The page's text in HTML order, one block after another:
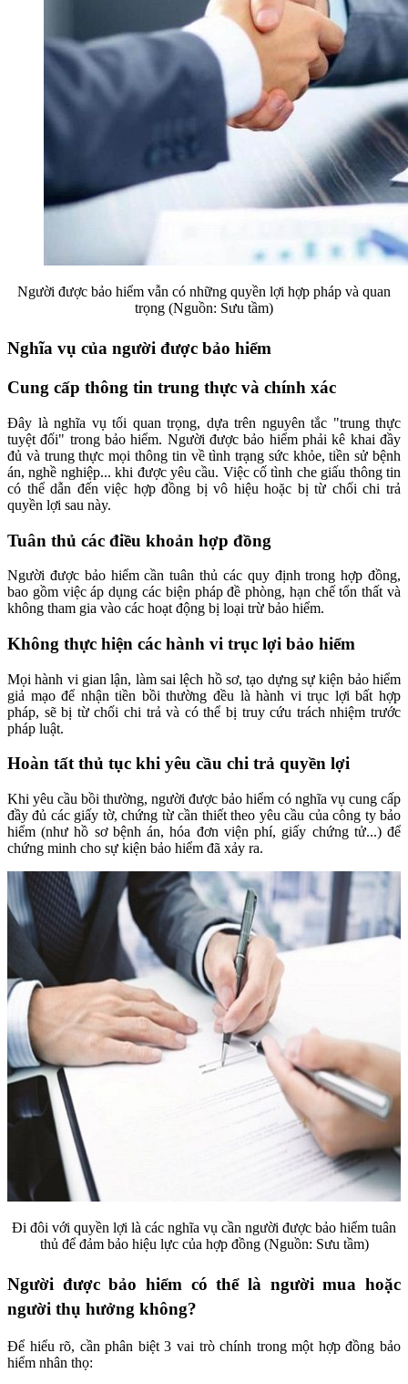
Người được bảo hiểm vẫn có những quyền lợi hợp pháp và quan
trọng (Nguồn: Sưu tầm)
Nghĩa vụ của người được bảo hiểm
Cung cấp thông tin trung thực và chính xác
Đây là nghĩa vụ tối quan trọng, dựa trên nguyên tắc "trung thực
tuyệt đối" trong bảo hiểm. Người được bảo hiểm phải kê khai đầy
đủ và trung thực mọi thông tin về tình trạng sức khỏe, tiền sử bệnh
án, nghề nghiệp... khi được yêu cầu. Việc cố tình che giấu thông tin
có thể dẫn đến việc hợp đồng bị vô hiệu hoặc bị từ chối chi trả
quyền lợi sau này.
Tuân thủ các điều khoản hợp đồng
Người được bảo hiểm cần tuân thủ các quy định trong hợp đồng,
bao gồm việc áp dụng các biện pháp đề phòng, hạn chế tổn thất và
không tham gia vào các hoạt động bị loại trừ bảo hiểm.
Không thực hiện các hành vi trục lợi bảo hiểm
Mọi hành vi gian lận, làm sai lệch hồ sơ, tạo dựng sự kiện bảo hiểm
giả mạo để nhận tiền bồi thường đều là hành vi trục lợi bất hợp
pháp, sẽ bị từ chối chi trả và có thể bị truy cứu trách nhiệm trước
pháp luật.
Hoàn tất thủ tục khi yêu cầu chi trả quyền lợi
Khi yêu cầu bồi thường, người được bảo hiểm có nghĩa vụ cung cấp
đầy đủ các giấy tờ, chứng từ cần thiết theo yêu cầu của công ty bảo
hiểm (như hồ sơ bệnh án, hóa đơn viện phí, giấy chứng tử...) để
chứng minh cho sự kiện bảo hiểm đã xảy ra.
Đi đôi với quyền lợi là các nghĩa vụ cần người được bảo hiểm tuân
thủ để đảm bảo hiệu lực của hợp đồng (Nguồn: Sưu tầm)
Người được bảo hiểm có thể là người mua hoặc
người thụ hưởng không?
Để hiểu rõ, cần phân biệt 3 vai trò chính trong một hợp đồng bảo
hiểm nhân thọ: